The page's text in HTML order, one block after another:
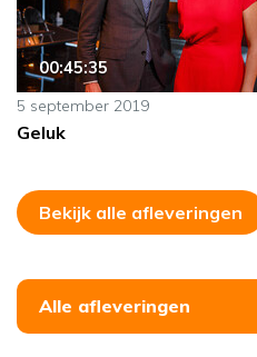
00:45:35
5 september 2019
Geluk
Bekijk alle afleveringen
Alle afleveringen